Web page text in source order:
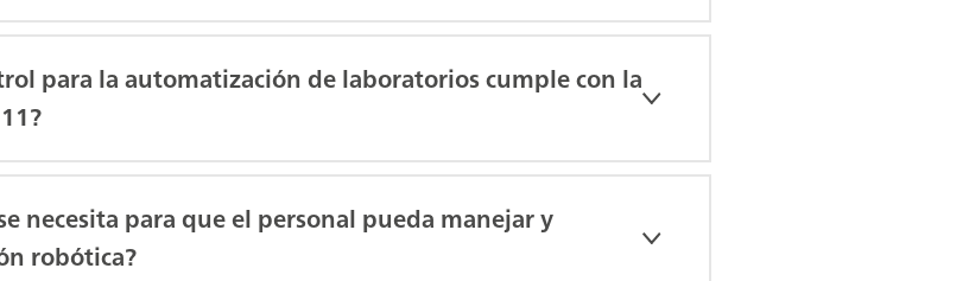
para la automatización de laboratorios cumple con la
necesita para que el personal pueda manejar y
robótica?